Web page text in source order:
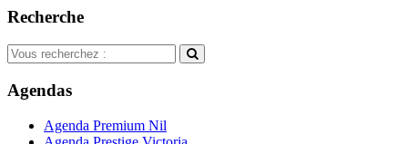
Recherche
Agendas
Agenda Premium Nil